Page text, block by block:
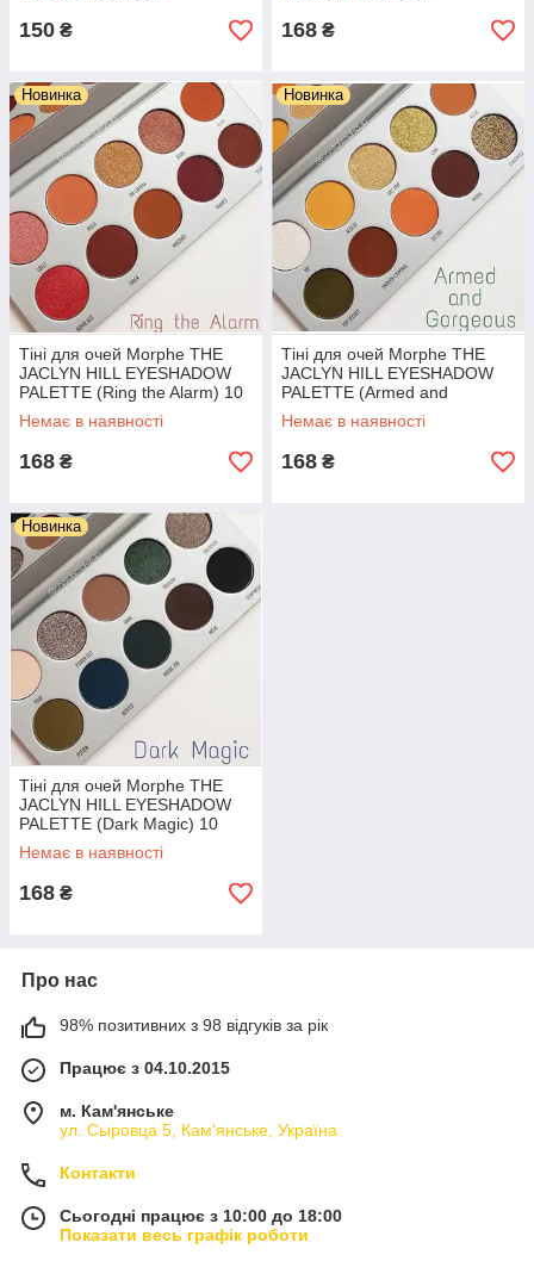
150 ₴ 168 ₴
Новинка
Тіні для очей Morphe THE
JACLYN HILL EYESHADOW
PALETTE (Ring the Alarm) 10
кольорів
Немає в наявності
168 ₴
Новинка
Тіні для очей Morphe THE
JACLYN HILL EYESHADOW
PALETTE (Armed and
Gorgeous) 10 кольорів
Немає в наявності
168 ₴
Новинка
Тіні для очей Morphe THE
JACLYN HILL EYESHADOW
PALETTE (Dark Magic) 10
кольорів
Немає в наявності
168 ₴
Про нас
98% позитивних з 98 відгуків за рік
Працює з 04.10.2015
м. Кам'янське
ул. Сыровца 5, Кам'янське, Україна
Контакти
Сьогодні працює з 10:00 до 18:00
Показати весь графік роботи